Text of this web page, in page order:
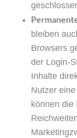
bleiben
Browsers
der Login-
Inhalte
Nutzer
können die